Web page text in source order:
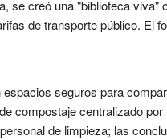
se creó una "biblioteca viva"
de transporte público. El
seguros para
compostaje centralizado por
de limpieza; las